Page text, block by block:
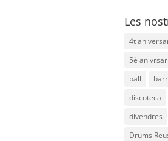
Les
4t
5è
ball
discoteca
divendres
Drums